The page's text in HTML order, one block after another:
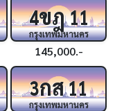
4ขฎ11
กรุงเทพมหานคร
145,000.-
3กส11
กรุงเทพมหานคร